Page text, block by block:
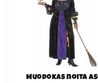
Muodokas noita
useampi
muunnelma.
valinnat
tuotteen